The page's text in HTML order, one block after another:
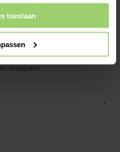
toestaan
het afrekenen!
excl. btw
shoppers!